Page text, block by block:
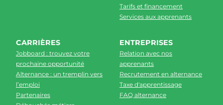
Tarifs et financement
Services aux apprenants
CARRIÈRES
Jobboard : trouvez votre
prochaine opportunité
Alternance : un tremplin vers
l’emploi
Partenaires
ENTREPRISES
Relation avec nos
apprenants
Recrutement en alternance
Taxe d'apprentissage
FAQ alternance